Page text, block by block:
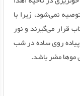
نمی‌شود، زیرا با
قرار می‌گیرند و نور
روی ساده در شب
مضر باشد.